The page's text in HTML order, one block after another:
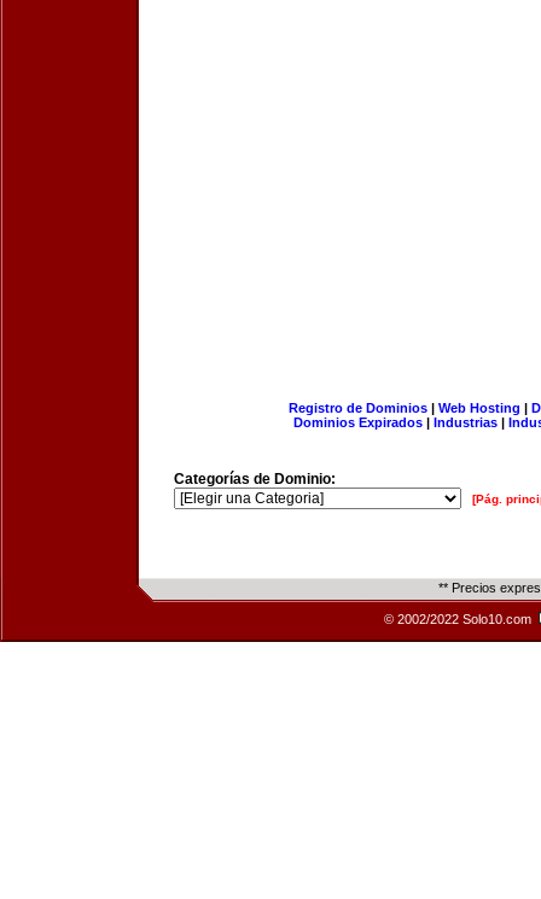
Registro de Dominios| Web Hosting |
Dominios Expirados | Industrias |
Categorías de Dominio:
[Pág.
** Precios
© 2002/2022 Solo10.com